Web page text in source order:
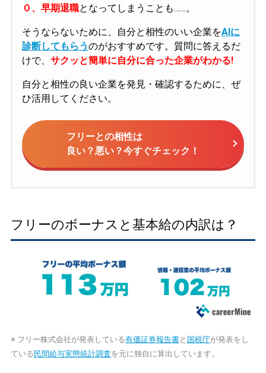
０、早期退職となってしまうことも……。
そうならないために、自分と相性のいい企業をAIに
診断してもらうのがおすすめです。質問に答えるだ
けで、 サクッと簡単に自分に合った企業がわかる!
自分と相性の良い企業を発見・確認するために、ぜ
ひ活用してください。
フリーとの相性は
良い？悪い？今すぐチェック！
フリーのボーナスと基本給の内訳は？
※ フリー株式会社が発表している有価証券報告書と 国税庁が発表をし
ている 民間給与実態統計調査を元に独自に算出しています。